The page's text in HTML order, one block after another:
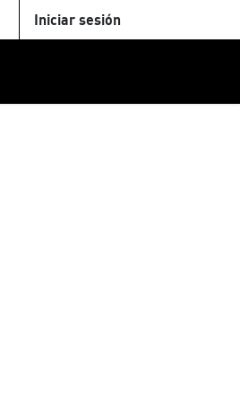
Iniciar sesión